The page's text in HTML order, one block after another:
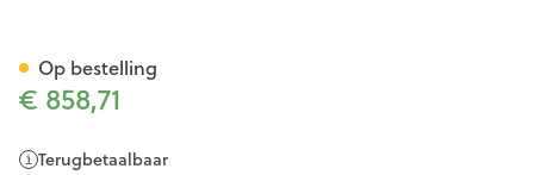
€ 858,71
Terugbetaalbaar
Op bestelling